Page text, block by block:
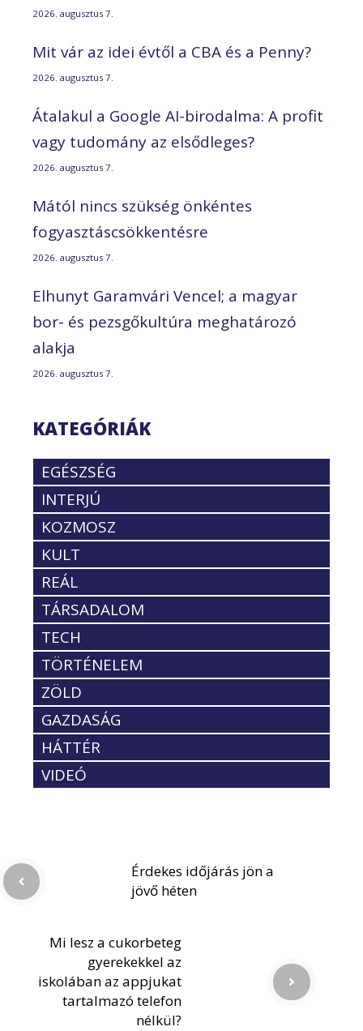
2026. augusztus 7.
Mit vár az idei évtől a CBA és a Penny?
2026. augusztus 7.
Átalakul a Google AI-birodalma: A profit
vagy tudomány az elsődleges?
2026. augusztus 7.
Mától nincs szükség önkéntes
fogyasztáscsökkentésre
2026. augusztus 7.
Elhunyt Garamvári Vencel; a magyar
bor- és pezsgőkultúra meghatározó
alakja
2026. augusztus 7.
KATEGÓRIÁK
EGÉSZSÉG
INTERJÚ
KOZMOSZ
KULT
REÁL
TÁRSADALOM
TECH
TÖRTÉNELEM
ZÖLD
GAZDASÁG
HÁTTÉR
VIDEÓ
Érdekes időjárás jön a
jövő héten
Mi lesz a cukorbeteg
gyerekekkel az
iskolában az appjukat
tartalmazó telefon
nélkül?